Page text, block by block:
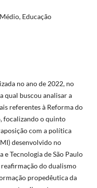
Educação
no ano de 2022, no
qual buscou analisar a
referentes à Reforma do
focalizando o quinto
com a política
desenvolvido no
e Tecnologia de São Paulo
reafirmação do dualismo
propedêutica da